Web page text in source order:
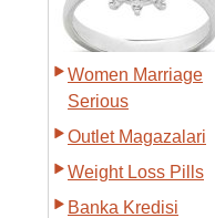
Women Marriage
Serious
Outlet Magazalari
Weight Loss Pills
Banka Kredisi